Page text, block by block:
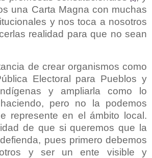
una Carta Magna con muchas
y nos toca a nosotros
realidad para que no sean
de crear organismos como
Electoral para Pueblos y
y ampliarla como lo
pero no la podemos
represente en el ámbito local.
de que si queremos que la
pues primero debemos
y ser un ente visible y